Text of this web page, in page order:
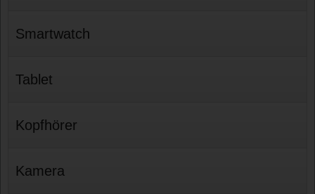
Smartwatch
Tablet
Kopfhörer
Kamera